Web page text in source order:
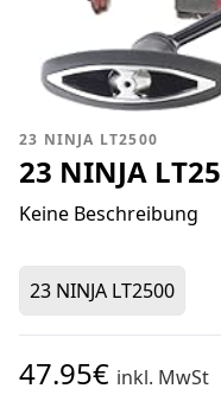
23 NINJA LT2500
23 NINJA
Keine Beschreibung
23 NINJA LT2500
47.95€ inkl. MwSt